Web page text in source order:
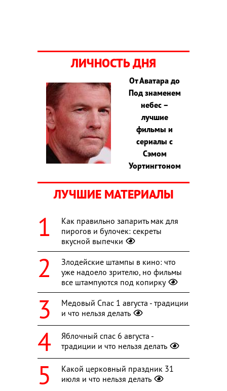
ЛИЧНОСТЬ ДНЯ
От Аватара до
Под знаменем
небес –
лучшие
фильмы и
сериалы с
Сэмом
Уортингтоном
ЛУЧШИЕ МАТЕРИАЛЫ
Как правильно запарить мак для
пирогов и булочек: секреты
вкусной выпечки
Злодейские штампы в кино: что
уже надоело зрителю, но фильмы
все штампуются под копирку
Медовый Спас 1 августа - традиции
и что нельзя делать
Яблочный спас 6 августа -
традиции и что нельзя делать
Какой церковный праздник 31
июля и что нельзя делать